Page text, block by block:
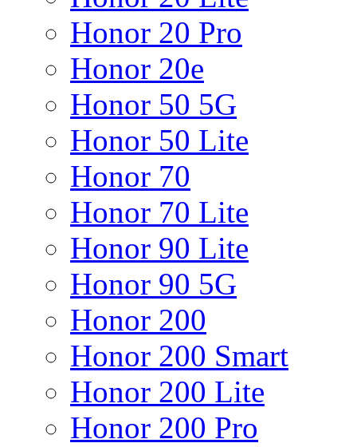
Honor 20 Pro
Honor 20e
Honor 50 5G
Honor 50 Lite
Honor 70
Honor 70 Lite
Honor 90 Lite
Honor 90 5G
Honor 200
Honor 200 Smart
Honor 200 Lite
Honor 200 Pro